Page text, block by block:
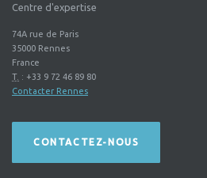
Centre d'expertise
74A rue de Paris
35000 Rennes
France
T. : +33 9 72 46 89 80
Contacter Rennes
CONTACTEZ-NOUS